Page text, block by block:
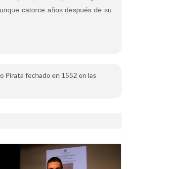
catorce años después de su
Pirata fechado en 1552 en las